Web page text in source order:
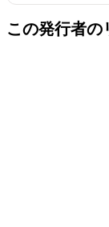
この発行者の